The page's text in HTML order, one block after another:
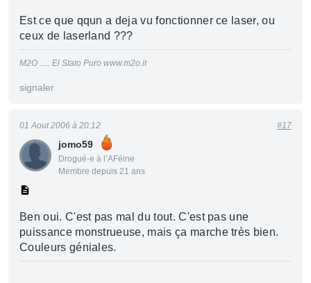
Est ce que qqun a deja vu fonctionner ce laser, ou
ceux de laserland ???
M2O ..... El Stato Puro www.m2o.it
signaler
jomo59
Drogué·e à l’AFéine
Membre depuis 21 ans
01 Aout 2006 à 20:12 #17
Ben oui. C'est pas mal du tout. C'est pas une
puissance monstrueuse, mais ça marche très bien.
Couleurs géniales.